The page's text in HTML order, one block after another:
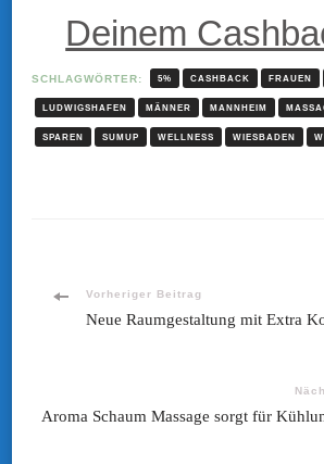
Deinem
SCHLAGWÖRTER: 5% CASHBACK FRAUEN
LUDWIGSHAFEN MÄNNER MANNHEIM
SPAREN SUMUP WELLNESS WIESBADEN
Vorheriger Beitrag
Neue Raumgestaltung mit Extra
Aroma Schaum Massage sorgt für